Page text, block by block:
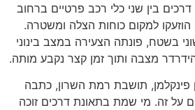
בין שני כלי רכב פרטיים ברחוב
למקום כוחות הצלה ומשטרה.
בשטח, פונתה הצעירה במצב בינוני
מצבה ותוך זמן קצר נקבע מותה.
פינקלמן, תושבת רמת השרון, כתבה
על זה. מי שמת בתאונת דרכים זוכה